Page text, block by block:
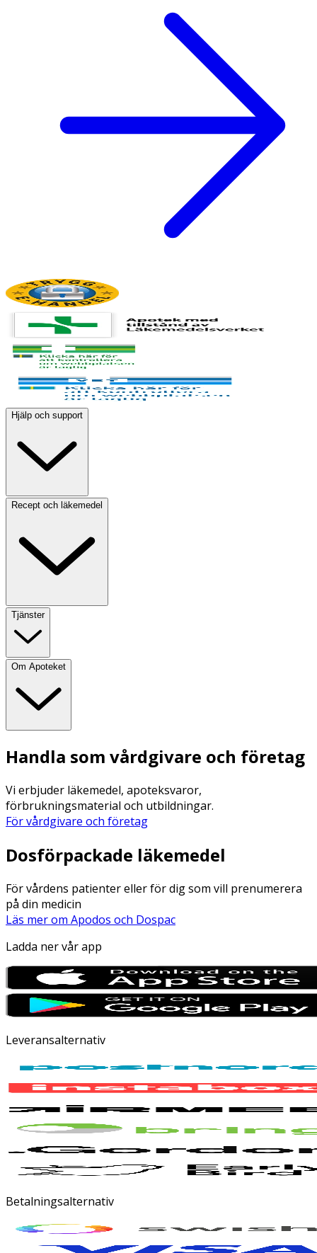
Hjälp och support
Recept och läkemedel
Tjänster
Om Apoteket
Handla som vårdgivare och företag
Vi erbjuder läkemedel, apoteksvaror,
förbrukningsmaterial och utbildningar.
För vårdgivare och företag
Dosförpackade läkemedel
För vårdens patienter eller för dig som vill prenumerera
på din medicin
Läs mer om Apodos och Dospac
Ladda ner vår app
Leveransalternativ
Betalningsalternativ